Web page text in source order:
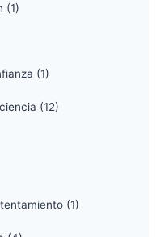
(1)
(1)
(12)
(1)